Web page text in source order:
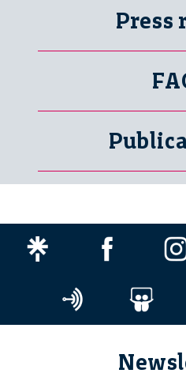
Press